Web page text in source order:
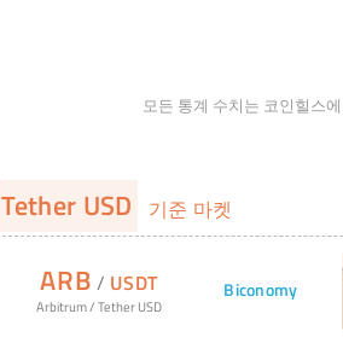
모든 통계 수치는 코인힐스
Tether USD 기준 마켓
ARB / USDT
Arbitrum/Tether USD
Biconomy